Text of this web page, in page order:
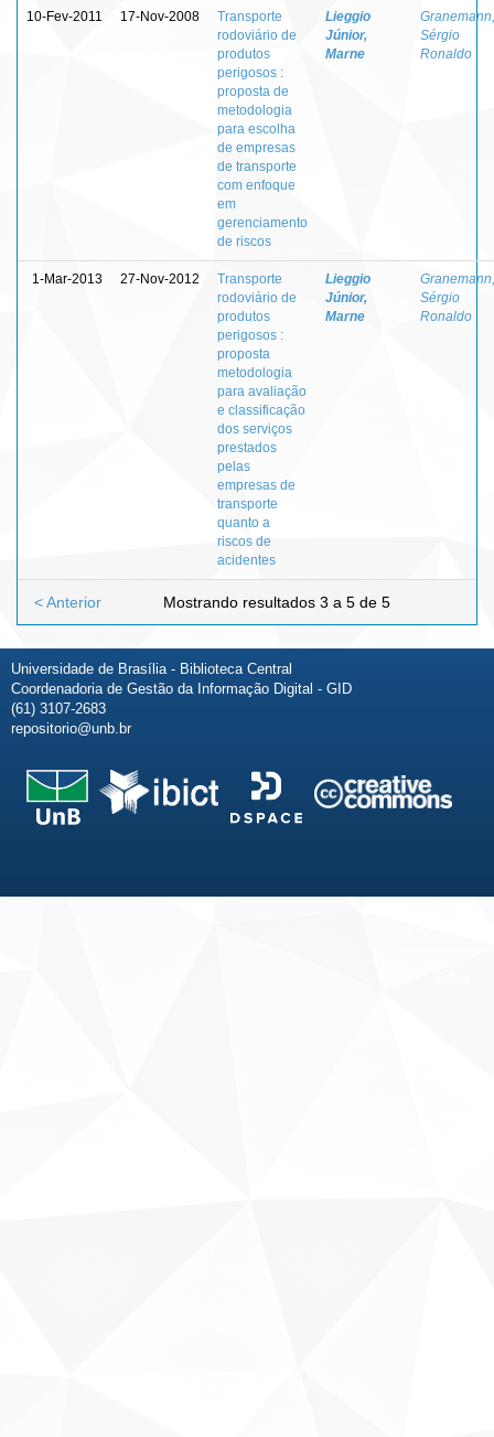
10-Fev-2011 17-Nov-2008
Transporte
rodoviário de
produtos
perigosos :
proposta de
metodologia
para escolha
de empresas
de transporte
com enfoque
em
gerenciamento
de riscos
Lieggio
Júnior,
Marne
Granemann,
Sérgio
Ronaldo
1-Mar-2013 27-Nov-2012
Transporte
rodoviário de
produtos
perigosos :
proposta
metodologia
para avaliação
e classificação
dos serviços
prestados
pelas
empresas de
transporte
quanto a
riscos de
acidentes
Lieggio
Júnior,
Marne
Granemann,
Sérgio
Ronaldo
Mostrando resultados 3 a 5 de 5
< Anterior
Universidade de Brasília - Biblioteca Central
Coordenadoria de Gestão da Informação Digital - GID
(61) 3107-2683
repositorio@unb.br